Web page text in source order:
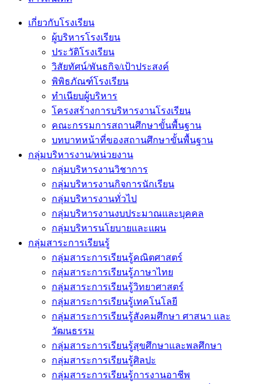
เกี่ยวกับโรงเรียน
ผู้บริหารโรงเรียน
ประวัติโรงเรียน
วิสัยทัศน์/พันธกิจ/เป้าประสงค์
พิพิธภัณฑ์โรงเรียน
ทำเนียบผู้บริหาร
โครงสร้างการบริหารงานโรงเรียน
คณะกรรมการสถานศึกษาขั้นพื้นฐาน
บทบาทหน้าที่ของสถานศึกษาขั้นพื้นฐาน
กลุ่มบริหารงาน/หน่วยงาน
กลุ่มบริหารงานวิชาการ
กลุ่มบริหารงานกิจการนักเรียน
กลุ่มบริหารงานทั่วไป
กลุ่มบริหารงานงบประมาณและบุคคล
กลุ่มบริหารนโยบายและแผน
กลุ่มสาระการเรียนรู้
กลุ่มสาระการเรียนรู้คณิตศาสตร์
กลุ่มสาระการเรียนรู้ภาษาไทย
กลุ่มสาระการเรียนรู้วิทยาศาสตร์
กลุ่มสาระการเรียนรู้เทคโนโลยี
กลุ่มสาระการเรียนรู้สังคมศึกษา ศาสนา และ
วัฒนธรรม
กลุ่มสาระการเรียนรู้สุขศึกษาและพลศึกษา
กลุ่มสาระการเรียนรู้ศิลปะ
กลุ่มสาระการเรียนรู้การงานอาชีพ